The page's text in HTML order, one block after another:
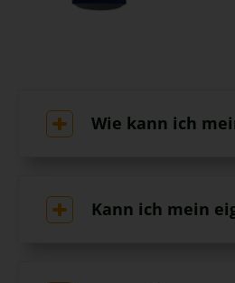
Wie kann ich
Kann ich mein